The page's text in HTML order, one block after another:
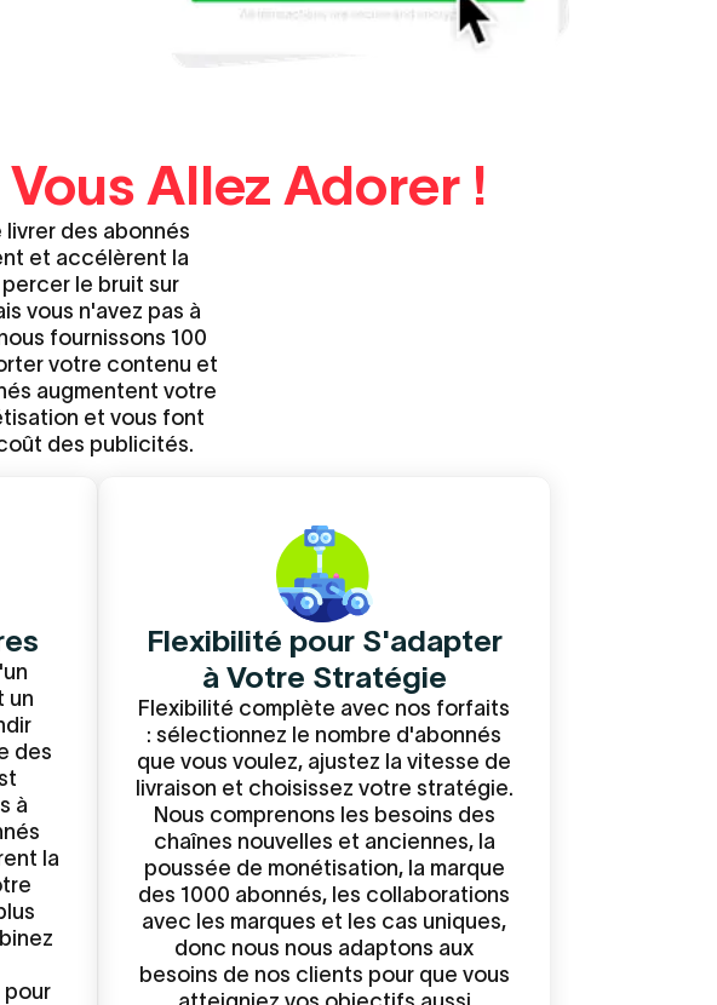
Allez Adorer !
des abonnés
et accélèrent la
le bruit sur
vous n'avez pas à
fournissons 100
votre contenu et
augmentent votre
et vous font
des publicités.
un
des
à
la
Flexibilité pour S'adapter
à Votre Stratégie
Flexibilité complète avec nos forfaits
: sélectionnez le nombre d'abonnés
que vous voulez, ajustez la vitesse de
livraison et choisissez votre stratégie.
Nous comprenons les besoins des
chaînes nouvelles et anciennes, la
poussée de monétisation, la marque
des 1000 abonnés, les collaborations
avec les marques et les cas uniques,
donc nous nous adaptons aux
besoins de nos clients pour que vous